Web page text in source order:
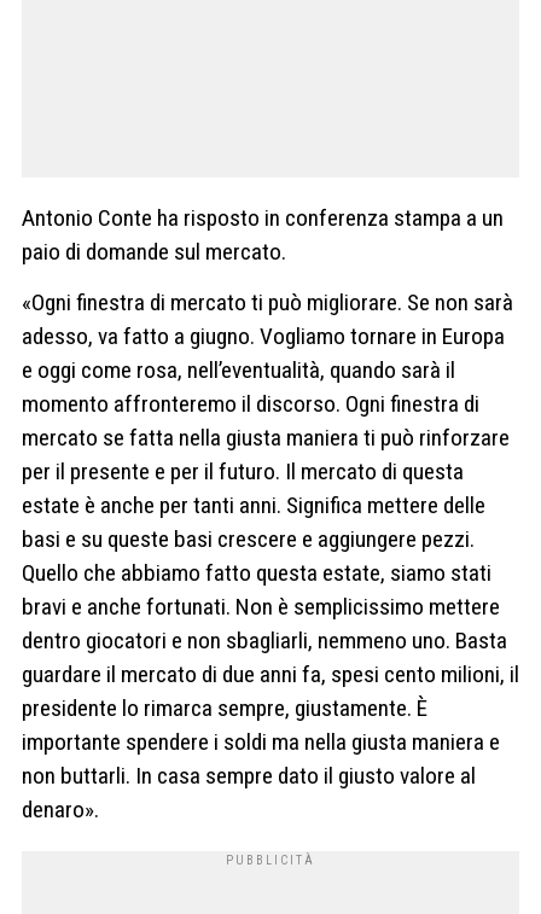
Antonio Conte ha risposto in conferenza stampa a un
paio di domande sul mercato.
«Ogni finestra di mercato ti può migliorare. Se non sarà
adesso, va fatto a giugno. Vogliamo tornare in Europa
e oggi come rosa, nell’eventualità, quando sarà il
momento affronteremo il discorso. Ogni finestra di
mercato se fatta nella giusta maniera ti può rinforzare
per il presente e per il futuro. Il mercato di questa
estate è anche per tanti anni. Significa mettere delle
basi e su queste basi crescere e aggiungere pezzi.
Quello che abbiamo fatto questa estate, siamo stati
bravi e anche fortunati. Non è semplicissimo mettere
dentro giocatori e non sbagliarli, nemmeno uno. Basta
guardare il mercato di due anni fa, spesi cento milioni, il
presidente lo rimarca sempre, giustamente. È
importante spendere i soldi ma nella giusta maniera e
non buttarli. In casa sempre dato il giusto valore al
denaro».